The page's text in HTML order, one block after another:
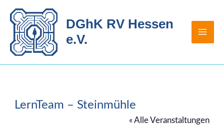
Inhalt
springen
DGhK RV Hessen
e.V.
LernTeam – Steinmühle
« Alle Veranstaltungen